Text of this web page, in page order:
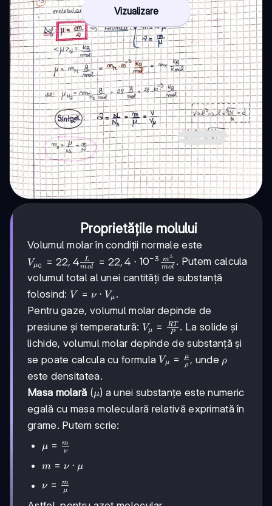
Vizualizare
Proprietățile molului
Volumul molar în condiții normale este
V_{\mu_0}
= 22,4
\frac{L}
{mol} =
22,4
\cdot
10^{-3}
\frac{m^3}
{mol}
Vμ0 = 22, 4 mol
L = 22, 4 ⋅ 10−3
mol
m3
. Putem calcula
volumul total al unei cantități de substanță
folosind: V = \nu
\cdot
V_{\mu}
V = ν ⋅ Vμ .
Pentru gaze, volumul molar depinde de
presiune și temperatură: V_{\mu}
=
\frac{RT}
{P}
Vμ = P
RT . La solide și
lichide, volumul molar depinde de substanță și
se poate calcula cu formula V_{\mu} =
\frac{\mu}
Vμ = ρ
μ , unde \rho
ρ
este densitatea.
Masa molară (\mu
μ) a unei substanțe este numeric
egală cu masa moleculară relativă exprimată în
grame. Putem scrie:
\mu =
{\nu}
μ = ν
m
m =
\cdot
\mu
m = ν ⋅ μ
\nu =
\frac{m}
ν = μ
m